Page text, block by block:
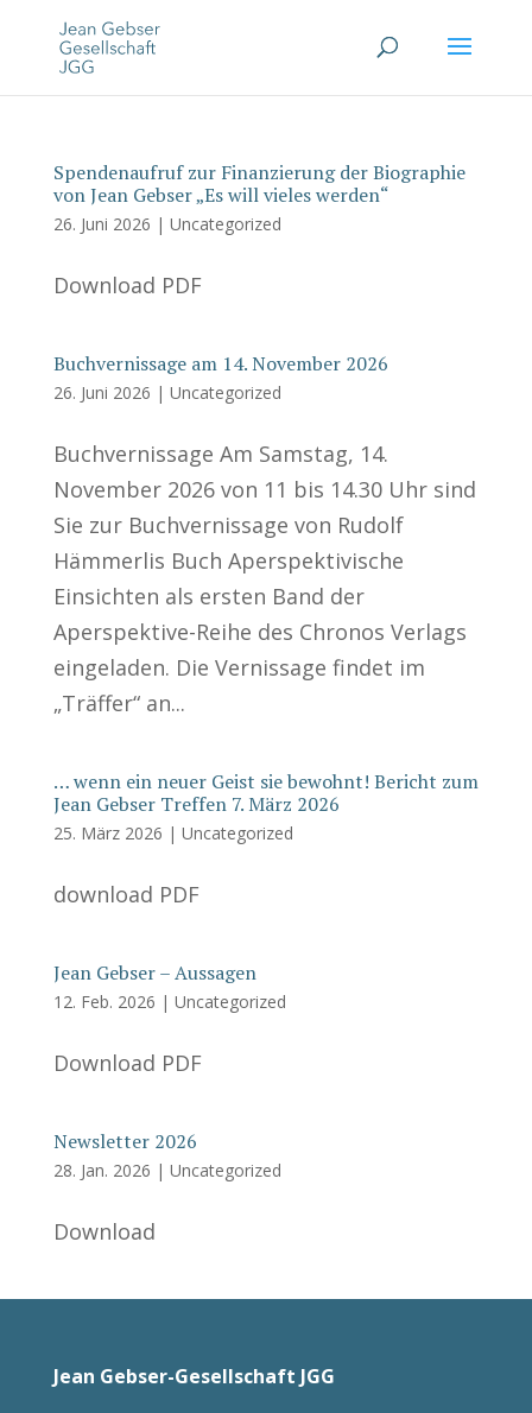
Spendenaufruf zur Finanzierung der Biographie
von Jean Gebser „Es will vieles werden“
26. Juni 2026 | Uncategorized
Download PDF
Buchvernissage am 14. November 2026
26. Juni 2026 | Uncategorized
Buchvernissage Am Samstag, 14.
November 2026 von 11 bis 14.30 Uhr sind
Sie zur Buchvernissage von Rudolf
Hämmerlis Buch Aperspektivische
Einsichten als ersten Band der
Aperspektive-Reihe des Chronos Verlags
eingeladen. Die Vernissage findet im
„Träffer“ an...
… wenn ein neuer Geist sie bewohnt! Bericht zum
Jean Gebser Treffen 7. März 2026
25. März 2026 | Uncategorized
download PDF
Jean Gebser – Aussagen
12. Feb. 2026 | Uncategorized
Download PDF
Newsletter 2026
28. Jan. 2026 | Uncategorized
Download
Jean Gebser-Gesellschaft JGG